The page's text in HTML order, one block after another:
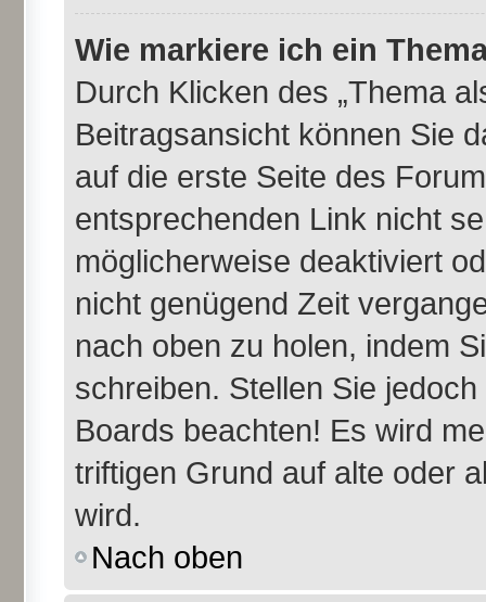
Wie markiere ich ein
Durch Klicken des „Thema
Beitragsansicht können Sie
auf die erste Seite des
entsprechenden Link nicht
möglicherweise deaktiviert
nicht genügend Zeit
nach oben zu holen, indem
schreiben. Stellen Sie
Boards beachten! Es wird
triftigen Grund auf alte oder
wird.
Nach oben